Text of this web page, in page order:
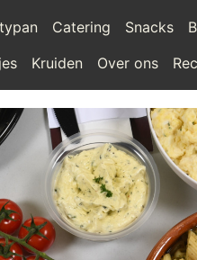
Catering Snacks
Kruiden Over ons